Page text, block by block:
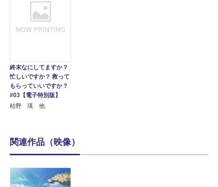
終末なにしてますか？
忙しいですか？ 救って
もらっていいですか？
#03【電子特別版】
枯野 瑛 他
関連作品（映像）